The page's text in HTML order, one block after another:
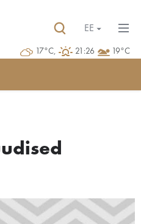
17°C, 21:26 19°C
EE